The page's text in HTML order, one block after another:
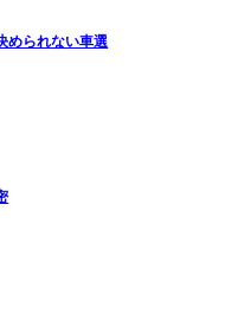
められない車選